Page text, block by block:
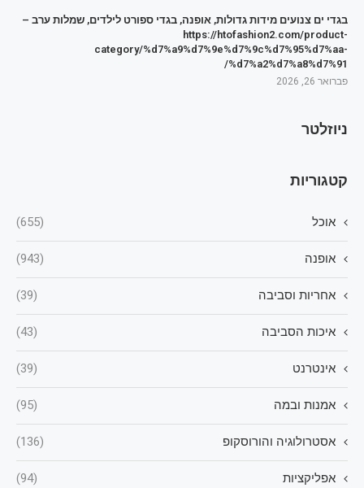
בגדי ים צנועים מידות גדולות, אופנה, בגדי ספורט לילדים, שמלות ערב –
https://htofashion2.com/product-
category/%d7%a9%d7%9e%d7%9c%d7%95%d7%aa-
%d7%a2%d7%a8%d7%91/
פברואר 26, 2026
ניוזלטר
קטגוריות
אוכל (655)
אופנה (943)
אחריות וסביבה (39)
איכות הסביבה (43)
אינטרנט (39)
אמנות ובמה (95)
אסטרולוגיה והורוסקופ (136)
אפליקציות (94)